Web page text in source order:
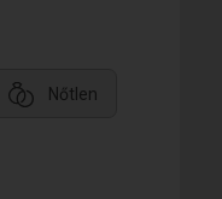
Nőtlen